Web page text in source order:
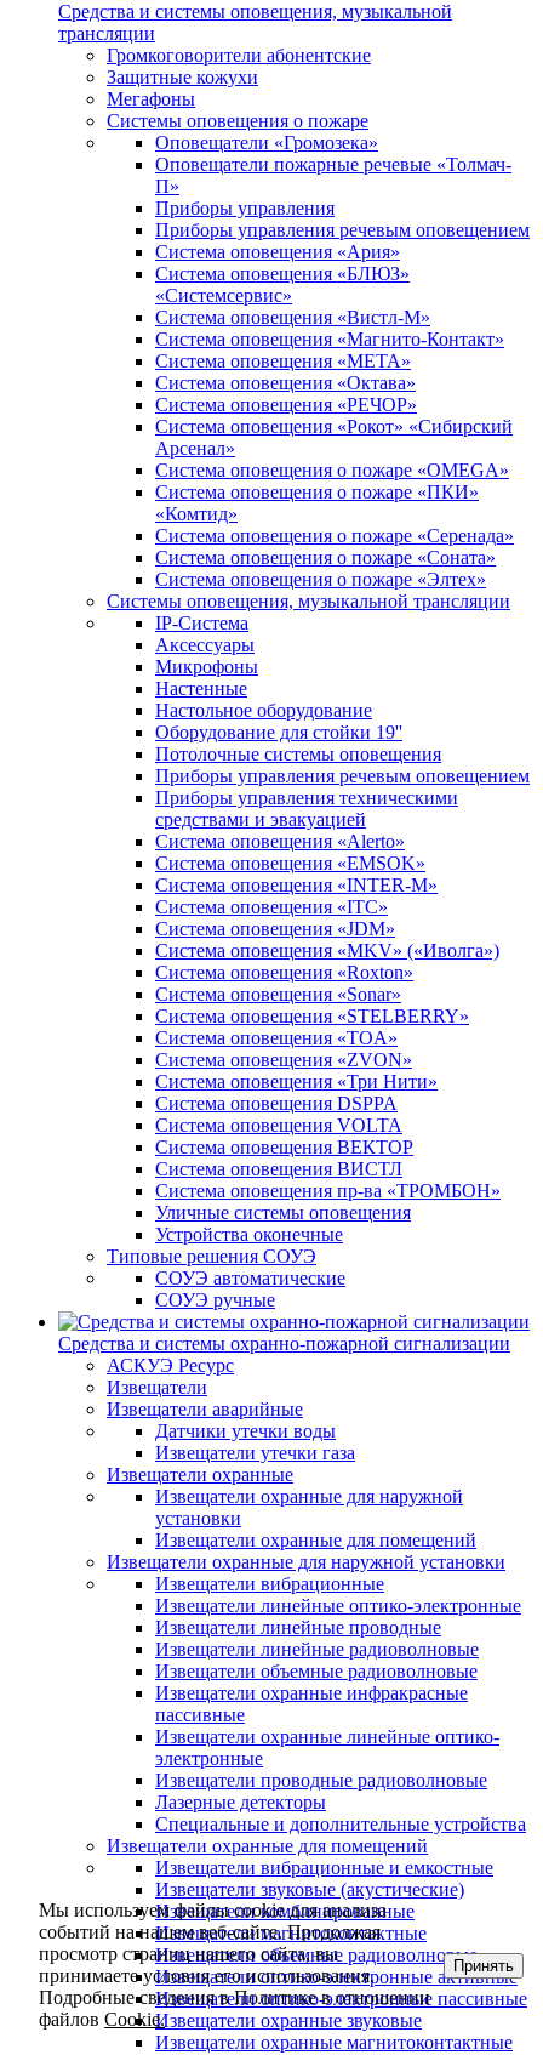
Средства и системы оповещения, музыкальной
трансляции
Громкоговорители абонентские
Защитные кожухи
Мегафоны
Системы оповещения о пожаре
Оповещатели «Громозека»
Оповещатели пожарные речевые «Толмач-
П»
Приборы управления
Приборы управления речевым оповещением
Система оповещения «Ария»
Система оповещения «БЛЮЗ»
«Системсервис»
Система оповещения «Вистл-М»
Система оповещения «Магнито-Контакт»
Система оповещения «МЕТА»
Система оповещения «Октава»
Система оповещения «РЕЧОР»
Система оповещения «Рокот» «Сибирский
Арсенал»
Система оповещения о пожаре «OMEGA»
Система оповещения о пожаре «ПКИ»
«Комтид»
Система оповещения о пожаре «Серенада»
Система оповещения о пожаре «Соната»
Система оповещения о пожаре «Элтех»
Системы оповещения, музыкальной трансляции
IP-Система
Аксессуары
Микрофоны
Настенные
Настольное оборудование
Оборудование для стойки 19''
Потолочные системы оповещения
Приборы управления речевым оповещением
Приборы управления техническими
средствами и эвакуацией
Система оповещения «Alerto»
Система оповещения «EMSOK»
Система оповещения «INTER-M»
Система оповещения «ITC»
Система оповещения «JDM»
Система оповещения «MKV» («Иволга»)
Система оповещения «Roxton»
Система оповещения «Sonar»
Система оповещения «STELBERRY»
Система оповещения «TOA»
Система оповещения «ZVON»
Система оповещения «Три Нити»
Система оповещения DSPPA
Система оповещения VOLTA
Система оповещения ВЕКТОР
Система оповещения ВИСТЛ
Система оповещения пр-ва «ТРОМБОН»
Уличные системы оповещения
Устройства оконечные
Типовые решения СОУЭ
СОУЭ автоматические
СОУЭ ручные
Средства и системы охранно-пожарной сигнализации
АСКУЭ Ресурс
Извещатели
Извещатели аварийные
Датчики утечки воды
Извещатели утечки газа
Извещатели охранные
Извещатели охранные для наружной
установки
Извещатели охранные для помещений
Извещатели охранные для наружной установки
Извещатели вибрационные
Извещатели линейные оптико-электронные
Извещатели линейные проводные
Извещатели линейные радиоволновые
Извещатели объемные радиоволновые
Извещатели охранные инфракрасные
пассивные
Извещатели охранные линейные оптико-
электронные
Извещатели проводные радиоволновые
Лазерные детекторы
Специальные и дополнительные устройства
Извещатели охранные для помещений
Извещатели вибрационные и емкостные
Извещатели звуковые (акустические)
Извещатели комбинированные
Извещатели магнитоконтактные
Извещатели объемные радиоволновые
Извещатели оптико-электронные активные
Извещатели оптико-электронные пассивные
Извещатели охранные звуковые
Извещатели охранные магнитоконтактные
Мы используем файлы cookie для анализа
событий на нашем веб-сайте. Продолжая
просмотр страниц нашего сайта, вы
принимаете условия его использования.
Подробные сведения в Политике в отношении
файловCookie.
Принять